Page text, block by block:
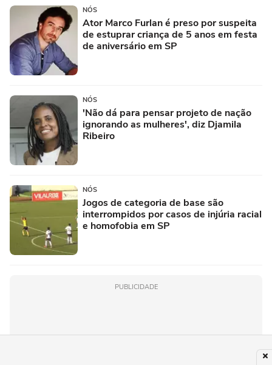
NÓS
Ator Marco Furlan é preso por suspeita
de estuprar criança de 5 anos em festa
de aniversário em SP
NÓS
'Não dá para pensar projeto de nação
ignorando as mulheres', diz Djamila
Ribeiro
NÓS
Jogos de categoria de base são
interrompidos por casos de injúria racial
e homofobia em SP
PUBLICIDADE